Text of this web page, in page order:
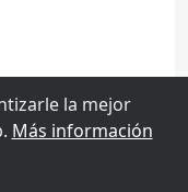
la mejor
Más información